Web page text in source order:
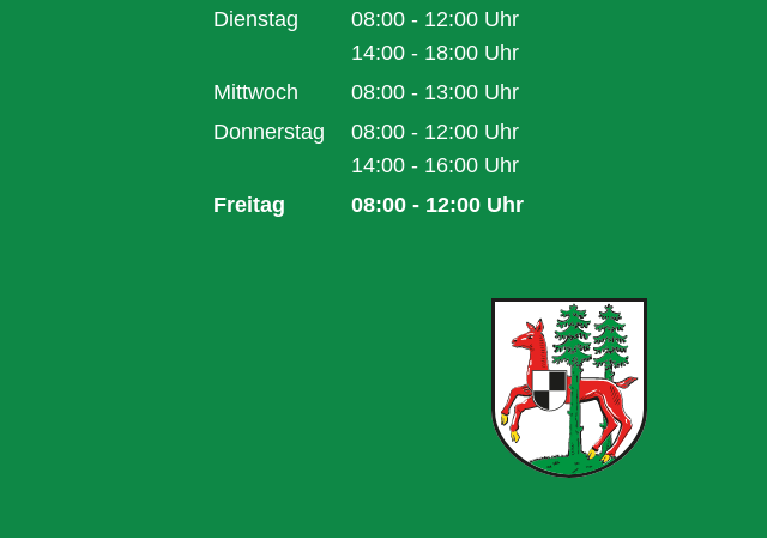
Von 14:00 bis 16:00 Uhr
Dienstag 08:00 - 12:00 Uhr
Von 08:00 bis 12:00 Uhr
14:00 - 18:00 Uhr
Von 14:00 bis 18:00 Uhr
Mittwoch 08:00 - 13:00 Uhr
Von 08:00 bis 13:00 Uhr
Donnerstag 08:00 - 12:00 Uhr
Von 08:00 bis 12:00 Uhr
14:00 - 16:00 Uhr
Von 14:00 bis 16:00 Uhr
Freitag 08:00 - 12:00 Uhr